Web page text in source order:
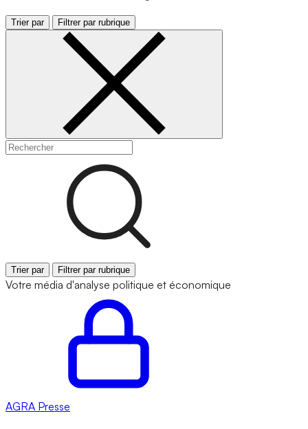
Trier par Filtrer par rubrique
Trier par Filtrer par rubrique
Votre média d'analyse politique et économique
AGRA Presse